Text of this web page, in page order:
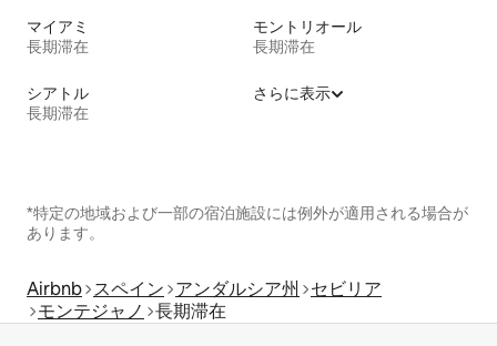
マイアミ
長期滞在
モントリオール
長期滞在
シアトル
長期滞在
さらに表示
*特定の地域および一部の宿泊施設には例外が適用される場合が
あります。
Airbnb スペイン アンダルシア州
セビリア
モンテジャノ
長期滞在